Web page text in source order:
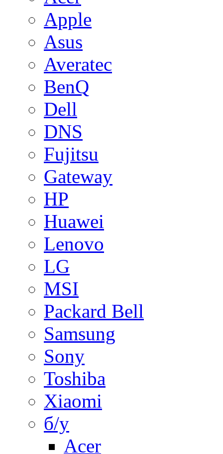
Apple
Asus
Averatec
BenQ
Dell
DNS
Fujitsu
Gateway
HP
Huawei
Lenovo
LG
MSI
Packard Bell
Samsung
Sony
Toshiba
Xiaomi
б/у
Acer